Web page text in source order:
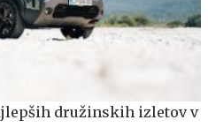
družinskih izletov v